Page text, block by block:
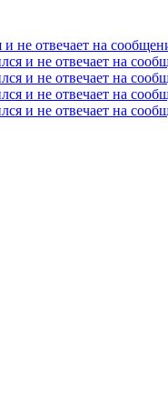
не отвечает на
и не отвечает на
и не отвечает на
и не отвечает на
и не отвечает на